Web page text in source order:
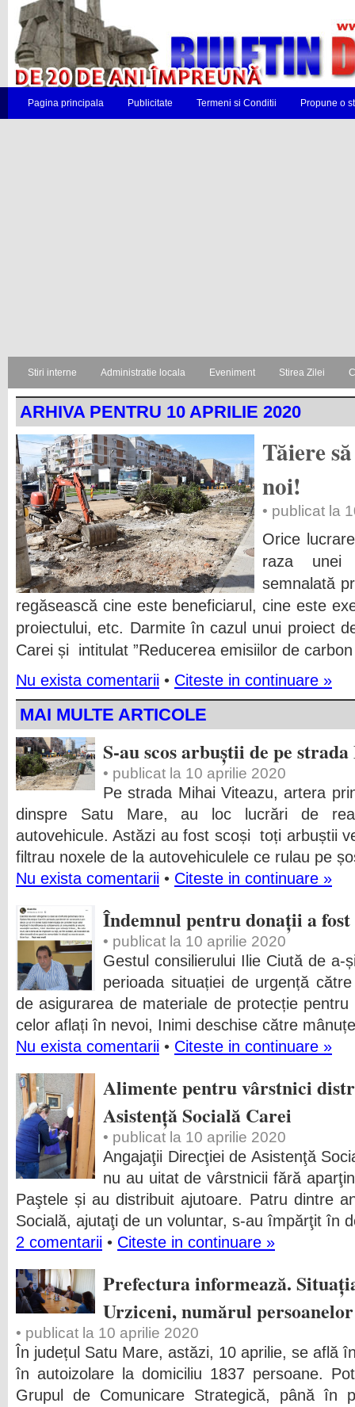
Pagina principala Publicitate Termeni si Conditii Propune o
Stiri interne Administratie locala Eveniment Stirea Zilei
ARHIVA PENTRU 10 APRILIE 2020
Tăiere
noi!
• publicat la
Orice
raza unei
semnalată
regăsească cine este beneficiarul, cine este
proiectului, etc. Darmite în cazul unui proiect
Carei și intitulat ”Reducerea emisiilor de
Nu exista comentarii • Citeste in continuare »
MAI MULTE ARTICOLE
S-au scos arbuștii de pe
• publicat la 10 aprilie 2020
Pe strada Mihai Viteazu, artera
dinspre Satu Mare, au loc lucrări de
autovehicule. Astăzi au fost scoși toți arbuștii
filtrau noxele de la autovehiculele ce rulau pe
Nu exista comentarii • Citeste in continuare »
Îndemnul pentru donații a
• publicat la 10 aprilie 2020
Gestul consilierului Ilie Ciută de a-
perioada situației de urgență
de asigurarea de materiale de protecție
celor aflați în nevoi, Inimi deschise către
Nu exista comentarii • Citeste in continuare »
Alimente pentru vârstnici
Asistență Socială Carei
• publicat la 10 aprilie 2020
Angajaţii Direcţiei de Asistenţă
nu au uitat de vârstnicii fără
Paştele și au distribuit ajutoare. Patru dintre
Socială, ajutaţi de un voluntar, s-au împărţit în
2 comentarii • Citeste in continuare »
Prefectura informează.
Urziceni, numărul
• publicat la 10 aprilie 2020
În județul Satu Mare, astăzi, 10 aprilie, se află
în autoizolare la domiciliu 1837 persoane.
Grupul de Comunicare Strategică, până în